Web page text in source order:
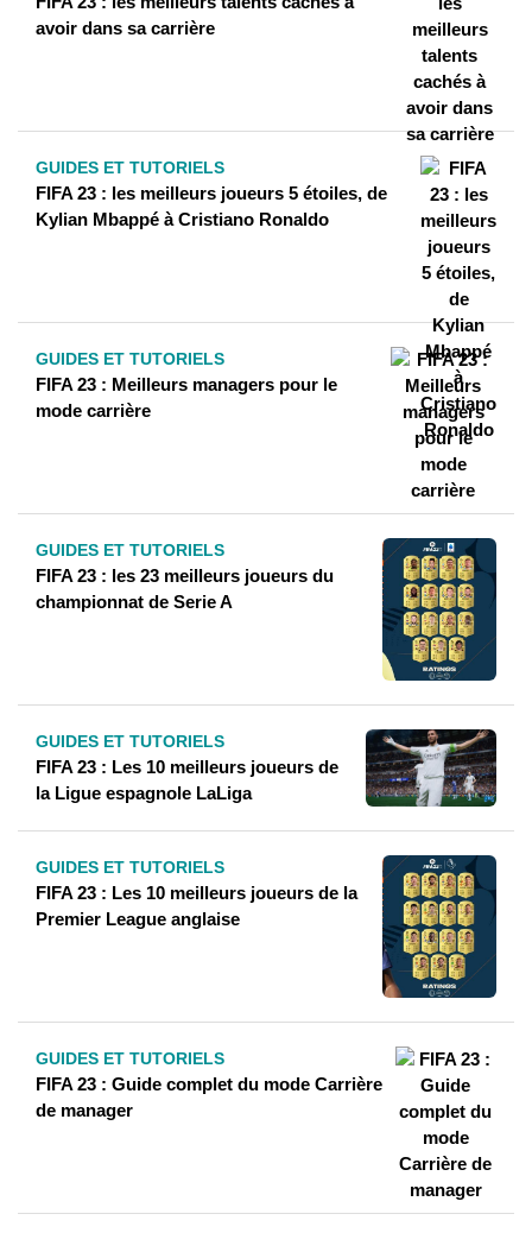
avoir dans sa carrière
GUIDES ET TUTORIELS
FIFA 23 : les meilleurs joueurs 5 étoiles, de
Kylian Mbappé à Cristiano Ronaldo
GUIDES ET TUTORIELS
FIFA 23 : Meilleurs managers pour le
mode carrière
GUIDES ET TUTORIELS
FIFA 23 : les 23 meilleurs joueurs du
championnat de Serie A
GUIDES ET TUTORIELS
FIFA 23 : Les 10 meilleurs joueurs de
la Ligue espagnole LaLiga
GUIDES ET TUTORIELS
FIFA 23 : Les 10 meilleurs joueurs de la
Premier League anglaise
GUIDES ET TUTORIELS
FIFA 23 : Guide complet du mode Carrière
de manager